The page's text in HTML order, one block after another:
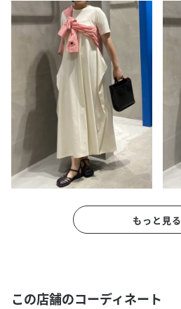
もっと見る
この店舗のコーディネート